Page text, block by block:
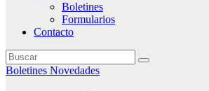
Boletines
Formularios
Contacto
Boletines Novedades